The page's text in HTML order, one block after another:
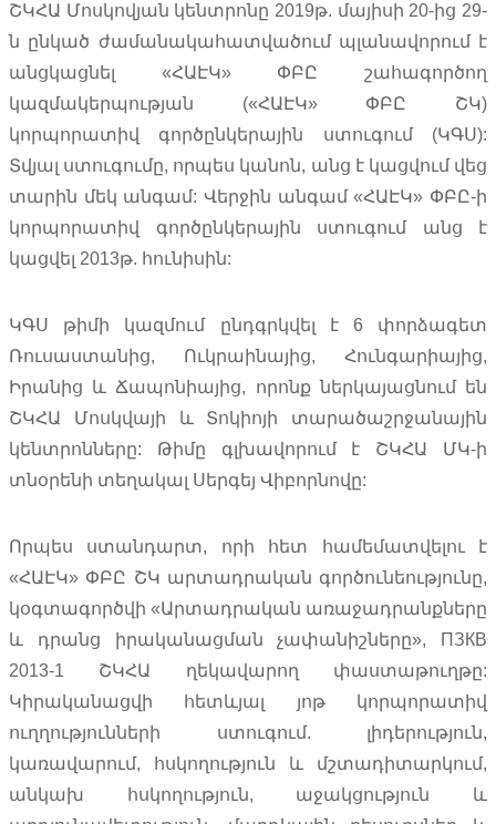
ՇԿՀԱ Մոսկովյան կենտրոնը 2019թ. մայիսի 20-ից 29-
ն ընկած ժամանակահատվածում պլանավորում է
անցկացնել «ՀԱԷԿ» ՓԲԸ շահագործող
կազմակերպության («ՀԱԷԿ» ՓԲԸ ՇԿ)
կորպորատիվ գործընկերային ստուգում (ԿԳՍ):
Տվյալ ստուգումը, որպես կանոն, անց է կացվում վեց
տարին մեկ անգամ: Վերջին անգամ «ՀԱԷԿ» ՓԲԸ-ի
կորպորատիվ գործընկերային ստուգում անց է
կացվել 2013թ. հունիսին:
ԿԳՍ թիմի կազմում ընդգրկվել է 6 փորձագետ
Ռուսաստանից, Ուկրաինայից, Հունգարիայից,
Իրանից և Ճապոնիայից, որոնք ներկայացնում են
ՇԿՀԱ Մոսկվայի և Տոկիոյի տարածաշրջանային
կենտրոնները: Թիմը գլխավորում է ՇԿՀԱ ՄԿ-ի
տնօրենի տեղակալ Սերգեյ Վիբորնովը:
Որպես ստանդարտ, որի հետ համեմատվելու է
«ՀԱԷԿ» ՓԲԸ ՇԿ արտադրական գործունեությունը,
կօգտագործվի «Արտադրական առաջադրանքները
և դրանց իրականացման չափանիշները», ПЗКВ
2013-1 ՇԿՀԱ ղեկավարող փաստաթուղթը:
Կիրականացվի հետևյալ յոթ կորպորատիվ
ուղղությունների ստուգում. լիդերություն,
կառավարում, հսկողություն և մշտադիտարկում,
անկախ հսկողություն, աջակցություն և